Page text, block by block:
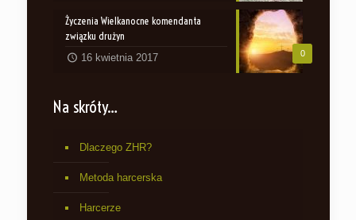
0
Życzenia Wielkanocne komendanta
związku drużyn
16 kwietnia 2017
Na skróty…
Dlaczego ZHR?
Metoda harcerska
Harcerze